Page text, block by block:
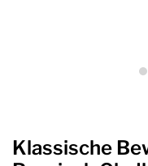
Klassische